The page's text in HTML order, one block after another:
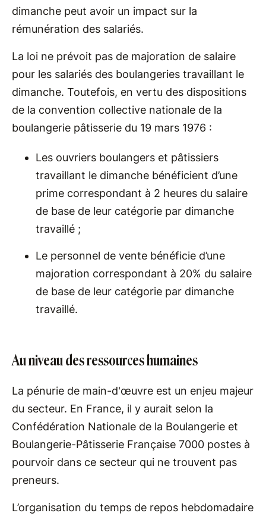
dimanche peut avoir un impact sur la
rémunération des salariés.
La loi ne prévoit pas de majoration de salaire
pour les salariés des boulangeries travaillant le
dimanche. Toutefois, en vertu des dispositions
de la convention collective nationale de la
boulangerie pâtisserie du 19 mars 1976 :
Les ouvriers boulangers et pâtissiers
travaillant le dimanche bénéficient d’une
prime correspondant à 2 heures du salaire
de base de leur catégorie par dimanche
travaillé ;
Le personnel de vente bénéficie d’une
majoration correspondant à 20% du salaire
de base de leur catégorie par dimanche
travaillé.
Au niveau des ressources humaines
La pénurie de main-d'œuvre est un enjeu majeur
du secteur. En France, il y aurait selon la
Confédération Nationale de la Boulangerie et
Boulangerie-Pâtisserie Française 7000 postes à
pourvoir dans ce secteur qui ne trouvent pas
preneurs.
L’organisation du temps de repos hebdomadaire